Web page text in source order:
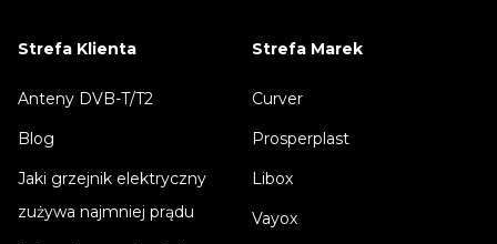
Strefa Klienta
Anteny DVB-T/T2
Blog
Jaki grzejnik elektryczny
zużywa najmniej prądu
Strefa Marek
Curver
Prosperplast
Libox
Vayox